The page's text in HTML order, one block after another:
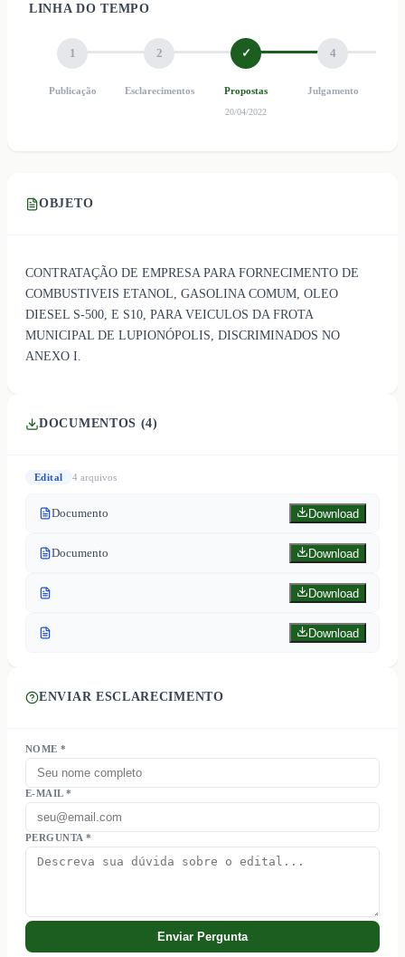
LINHA DO TEMPO
1
Publicação
2
Esclarecimentos
✓
Propostas
20/04/2022
4
Julgamento
OBJETO
CONTRATAÇÃO DE EMPRESA PARA FORNECIMENTO DE
COMBUSTIVEIS ETANOL, GASOLINA COMUM, OLEO
DIESEL S-500, E S10, PARA VEICULOS DA FROTA
MUNICIPAL DE LUPIONÓPOLIS, DISCRIMINADOS NO
ANEXO I.
DOCUMENTOS (4)
Edital 4arquivos
Documento Download
Documento Download
Download
Download
ENVIAR ESCLARECIMENTO
NOME *
E-MAIL *
PERGUNTA *
Enviar Pergunta